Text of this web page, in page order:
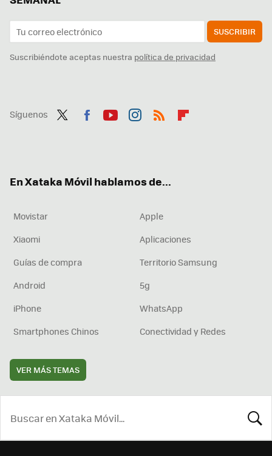
SUSCRIBIR
Suscribiéndote aceptas nuestra política de privacidad
Síguenos
En Xataka Móvil hablamos de...
Movistar
Apple
Xiaomi
Aplicaciones
Guías de compra
Territorio Samsung
Android
5g
iPhone
WhatsApp
Smartphones Chinos
Conectividad y Redes
VER MÁS TEMAS